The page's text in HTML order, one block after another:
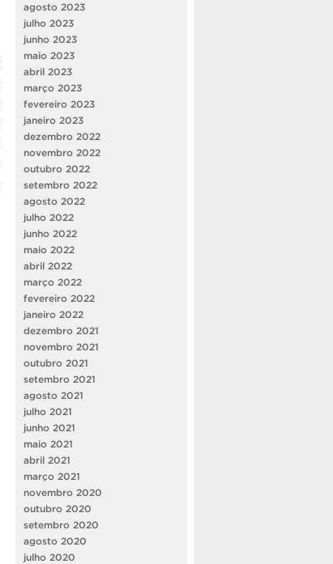
agosto 2023
julho 2023
junho 2023
maio 2023
abril 2023
março 2023
fevereiro 2023
janeiro 2023
dezembro 2022
novembro 2022
outubro 2022
setembro 2022
agosto 2022
julho 2022
junho 2022
maio 2022
abril 2022
março 2022
fevereiro 2022
janeiro 2022
dezembro 2021
novembro 2021
outubro 2021
setembro 2021
agosto 2021
julho 2021
junho 2021
maio 2021
abril 2021
março 2021
novembro 2020
outubro 2020
setembro 2020
agosto 2020
julho 2020